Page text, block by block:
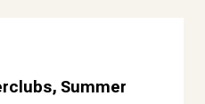
Summer